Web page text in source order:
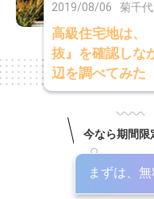
2019/08/06 菊千
高級住宅地は、
抜』を確認しな
辺を調べてみた
今なら期間限
まずは、